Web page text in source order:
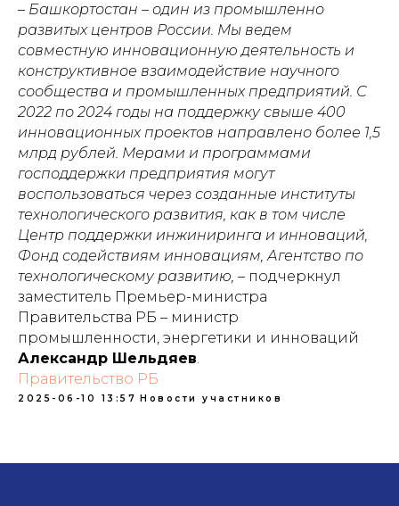
– Башкортостан – один из промышленно
развитых центров России. Мы ведем
совместную инновационную деятельность и
конструктивное взаимодействие научного
сообщества и промышленных предприятий. С
2022 по 2024 годы на поддержку свыше 400
инновационных проектов направлено более 1,5
млрд рублей. Мерами и программами
господдержки предприятия могут
воспользоваться через созданные институты
технологического развития, как в том числе
Центр поддержки инжиниринга и инноваций,
Фонд содействиям инновациям, Агентство по
технологическому развитию, – подчеркнул
заместитель Премьер-министра
Правительства РБ – министр
промышленности, энергетики и инноваций
Александр Шельдяев.
Правительство РБ
2025-06-10 13:57 Новости участников